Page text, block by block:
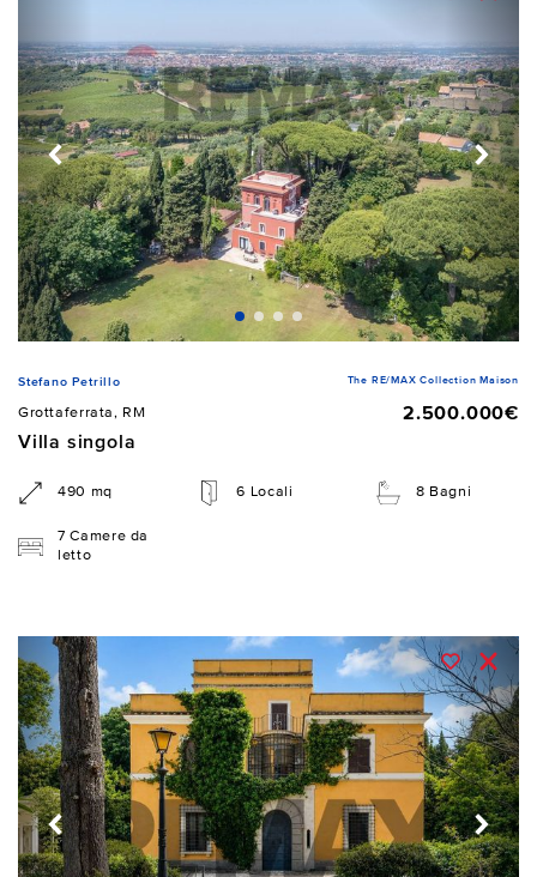
Stefano Petrillo The RE/MAX Collection Maison
Grottaferrata, RM
2.500.000€
Villa singola
490 mq 6 Locali 8 Bagni
7 Camere da
letto